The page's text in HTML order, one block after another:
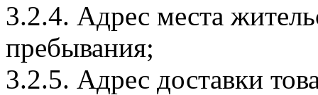
3.2.4. Адрес места
пребывания;
3.2.5. Адрес доставки